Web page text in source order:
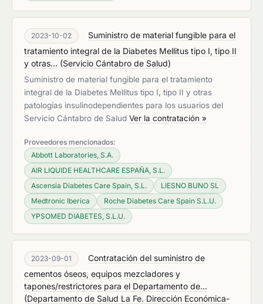
2023-10-02
Suministro de material fungible para el
tratamiento integral de la Diabetes Mellitus tipo I, tipo II
y otras... (Servicio Cántabro de Salud)
Suministro de material fungible para el tratamiento
integral de la Diabetes Mellitus tipo I, tipo II y otras
patologías insulinodependientes para los usuarios del
Servicio Cántabro de Salud Ver la contratación »
Proveedores mencionados:
Abbott Laboratories, S.A.
AIR LIQUIDE HEALTHCARE ESPAÑA, S.L.
Ascensia Diabetes Care Spain, S.L.
LIESNO BUNO SL
Medtronic Iberica
Roche Diabetes Care Spain S.L.U.
YPSOMED DIABETES, S.L.U.
2023-09-01
Contratación del suministro de
cementos óseos, equipos mezcladores y
tapones/restrictores para el Departamento de...
(Departamento de Salud La Fe. Dirección Económica-